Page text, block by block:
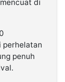
di
perhelatan
penuh